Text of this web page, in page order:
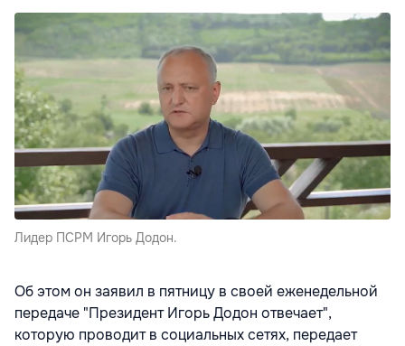
Лидер ПСРМ Игорь Додон.
Об этом он заявил в пятницу в своей еженедельной
передаче "Президент Игорь Додон отвечает",
которую проводит в социальных сетях, передает